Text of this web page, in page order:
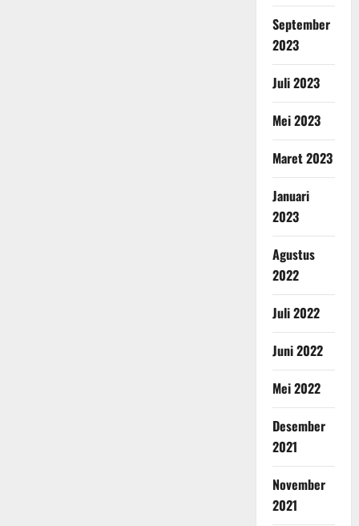
September
2023
Juli 2023
Mei 2023
Maret 2023
Januari
2023
Agustus
2022
Juli 2022
Juni 2022
Mei 2022
Desember
2021
November
2021